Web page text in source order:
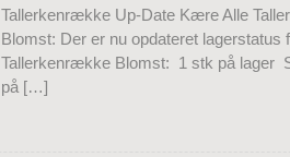
Tallerkenrække Up-Date Kære Alle
Blomst: Der er nu opdateret lagerstatus
Tallerkenrække Blomst: 1 stk på lager
på […]